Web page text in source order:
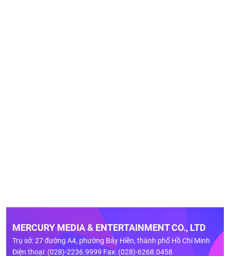
MERCURY MEDIA & ENTERTAINMENT CO., LTD
Trụ sở: 27 đường A4, phường Bảy Hiền, thành phố Hồ Chí Minh
Điện thoại: (028)-2236.9999 Fax: (028)-6268.0458